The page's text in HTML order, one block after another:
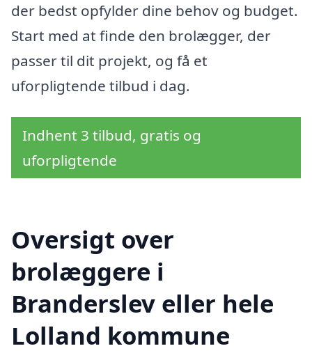
der bedst opfylder dine behov og budget.
Start med at finde den brolægger, der
passer til dit projekt, og få et
uforpligtende tilbud i dag.
Indhent 3 tilbud, gratis og
uforpligtende
Oversigt over
brolæggere i
Branderslev eller hele
Lolland kommune